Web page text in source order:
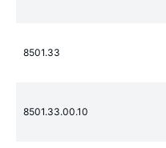
8501.33
8501.33.00.10